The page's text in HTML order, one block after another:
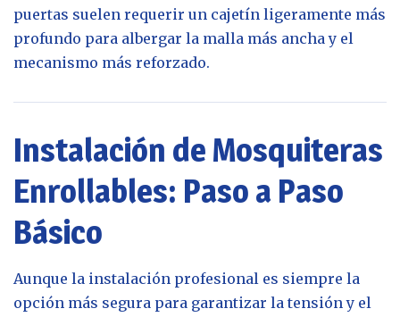
puertas suelen requerir un cajetín ligeramente más
profundo para albergar la malla más ancha y el
mecanismo más reforzado.
Instalación de Mosquiteras
Enrollables: Paso a Paso
Básico
Aunque la instalación profesional es siempre la
opción más segura para garantizar la tensión y el